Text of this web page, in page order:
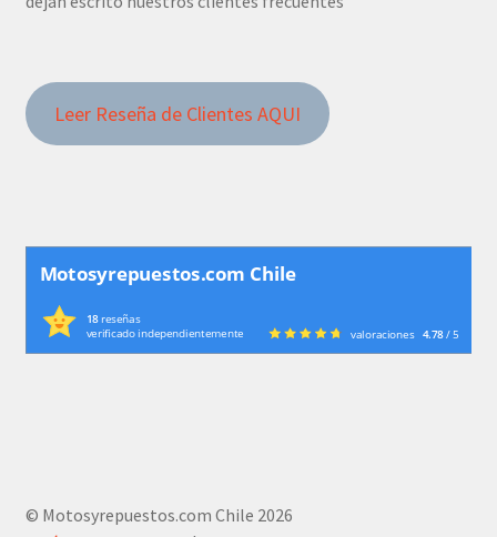
Leer Reseña de Clientes AQUI
Motosyrepuestos.com Chile
18reseñas
verificado independientemente
valoraciones 4.78/ 5
© Motosyrepuestos.com Chile 2026